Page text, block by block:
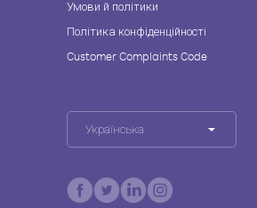
Умови й політики
Політика конфіденційності
Customer Complaints Code
Українська